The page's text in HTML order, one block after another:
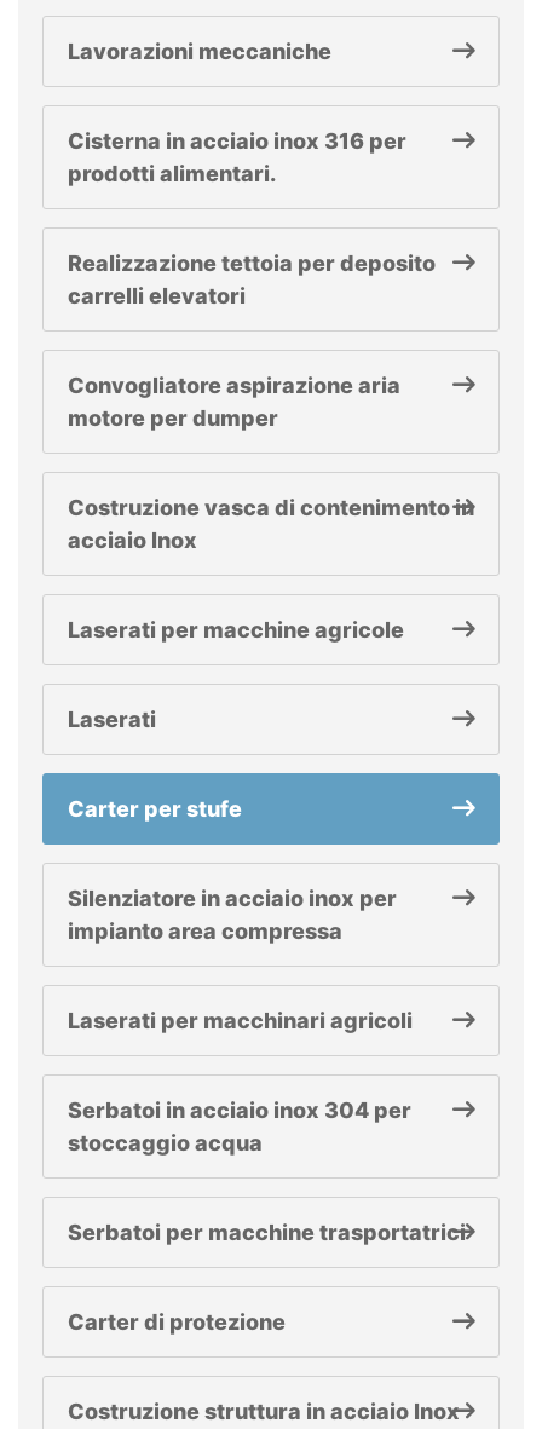
Lavorazioni meccaniche
Cisterna in acciaio inox 316 per
prodotti alimentari.
Realizzazione tettoia per deposito
carrelli elevatori
Convogliatore aspirazione aria
motore per dumper
Costruzione vasca di contenimento in
acciaio Inox
Laserati per macchine agricole
Laserati
Carter per stufe
Silenziatore in acciaio inox per
impianto area compressa
Laserati per macchinari agricoli
Serbatoi in acciaio inox 304 per
stoccaggio acqua
Serbatoi per macchine trasportatrici
Carter di protezione
Costruzione struttura in acciaio Inox